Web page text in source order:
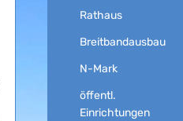
Rathaus
Breitbandausbau
N-Mark
öffentl.
Einrichtungen